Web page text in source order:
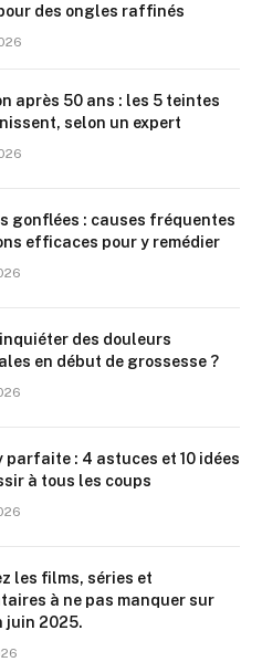
des ongles raffinés
après 50 ans : les 5 teintes
selon un expert
gonflées : causes fréquentes
efficaces pour y remédier
des douleurs
en début de grossesse ?
: 4 astuces et 10 idées
à tous les coups
les films, séries et
à ne pas manquer sur
juin 2025.